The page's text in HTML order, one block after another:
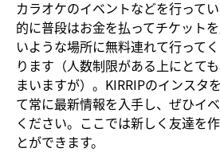
カラオケのイベントなどを行って
的に普段はお金を払ってチケット
いような場所に無料連れて行って
ります（人数制限がある上にとて
まいますが）。KIRRIPのインスタ
て常に最新情報を入手し、ぜひイ
ください。ここでは新しく友達を
とができます。